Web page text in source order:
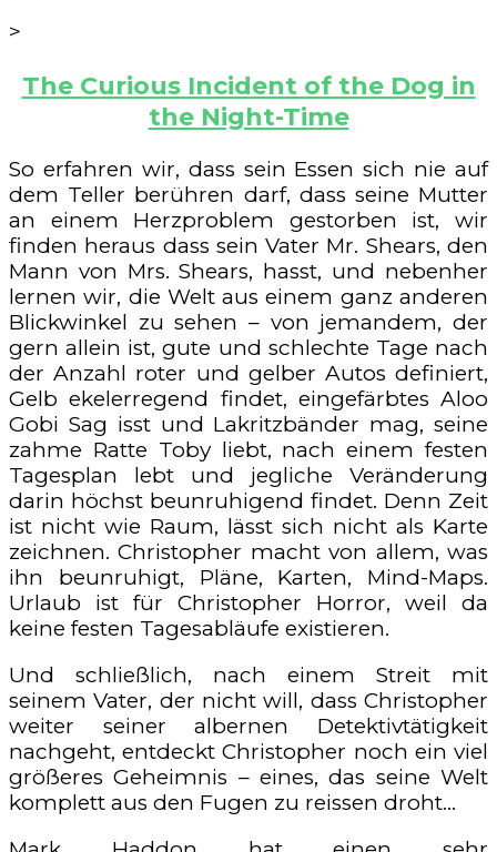
>
The Curious Incident of the Dog in
the Night-Time
So erfahren wir, dass sein Essen sich nie auf
dem Teller berühren darf, dass seine Mutter
an einem Herzproblem gestorben ist, wir
finden heraus dass sein Vater Mr. Shears, den
Mann von Mrs. Shears, hasst, und nebenher
lernen wir, die Welt aus einem ganz anderen
Blickwinkel zu sehen – von jemandem, der
gern allein ist, gute und schlechte Tage nach
der Anzahl roter und gelber Autos definiert,
Gelb ekelerregend findet, eingefärbtes Aloo
Gobi Sag isst und Lakritzbänder mag, seine
zahme Ratte Toby liebt, nach einem festen
Tagesplan lebt und jegliche Veränderung
darin höchst beunruhigend findet. Denn Zeit
ist nicht wie Raum, lässt sich nicht als Karte
zeichnen. Christopher macht von allem, was
ihn beunruhigt, Pläne, Karten, Mind-Maps.
Urlaub ist für Christopher Horror, weil da
keine festen Tagesabläufe existieren.
Und schließlich, nach einem Streit mit
seinem Vater, der nicht will, dass Christopher
weiter seiner albernen Detektivtätigkeit
nachgeht, entdeckt Christopher noch ein viel
größeres Geheimnis – eines, das seine Welt
komplett aus den Fugen zu reissen droht…